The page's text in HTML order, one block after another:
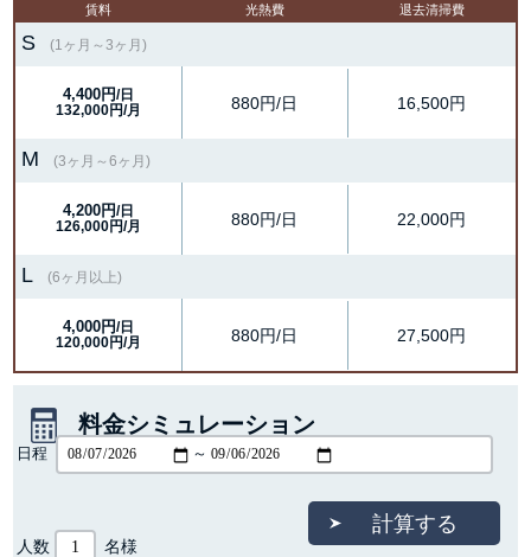
賃料 光熱費 退去清掃費
S (1ヶ月～3ヶ月)
4,400円/日
132,000円/月
880円/日 16,500円
M (3ヶ月～6ヶ月)
4,200円/日
126,000円/月
880円/日 22,000円
L (6ヶ月以上)
4,000円/日
120,000円/月
880円/日 27,500円
料金シミュレーション
人数 名様
日程 ～